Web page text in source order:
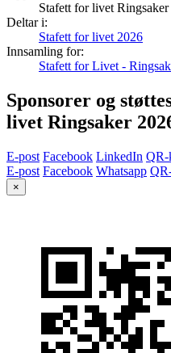
Stafett for livet
Deltar i:
Stafett for livet 2026
Innsamling for:
Stafett for Livet -
Sponsorer og
livet Ringsaker
E-post Facebook LinkedIn QR-
E-post Facebook Whatsapp
×